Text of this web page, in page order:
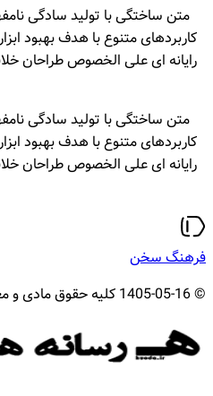
متن ساختگی با تولید سادگی
کاربردهای متنوع با هدف بهبود
رایانه ای علی الخصوص طراحان
متن ساختگی با تولید سادگی
کاربردهای متنوع با هدف بهبود
رایانه ای علی الخصوص طراحان
فرهنگ سخن
© 1405-05-16 کلیه حقوق مادی و معنوی برای هدا محفوظ است.